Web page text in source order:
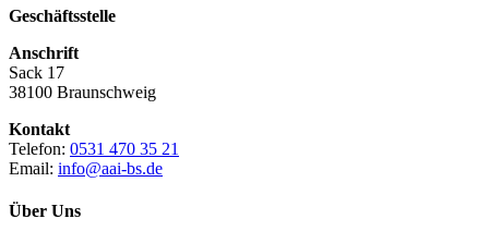
Geschäftsstelle
Anschrift
Sack 17
38100 Braunschweig
Kontakt
Telefon: 0531 470 35 21
Email: info@aai-bs.de
Über Uns